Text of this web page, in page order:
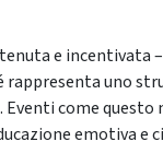
e incentivata
rappresenta uno
come questo
emotiva e